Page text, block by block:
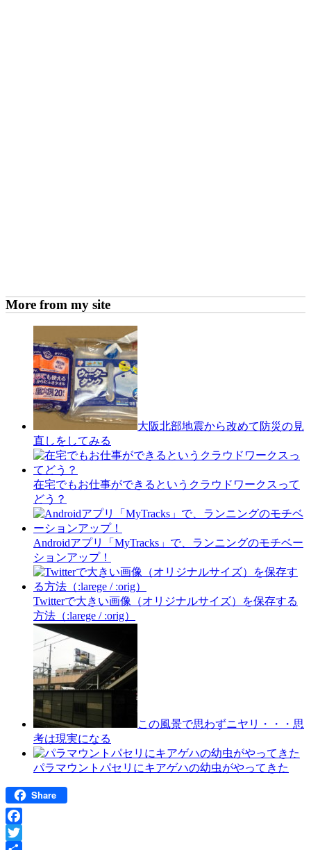
More from my site
大阪北部地震から改めて防災の見
直しをしてみる
在宅でもお仕事ができるというクラウドワークスって
どう？
Androidアプリ「MyTracks」で、ランニングのモチベー
ションアップ！
Twitterで大きい画像（オリジナルサイズ）を保存する
方法（:larege / :orig）
この風景で思わずニヤリ・・・思
考は現実になる
パラマウントパセリにキアゲハの幼虫がやってきた
Share
Facebook